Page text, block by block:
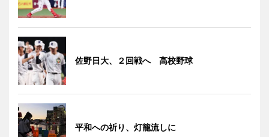
佐野日大、２回戦へ 高校野球
平和への祈り、灯籠流しに